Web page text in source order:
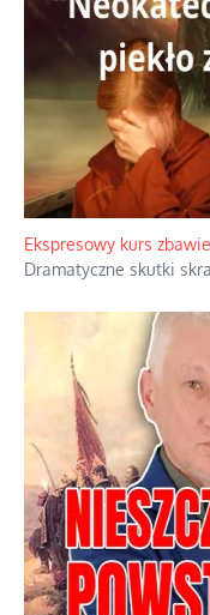
Niewygodne kulisy
Watykan woli skupiać
ukrywając przed
orędzia....